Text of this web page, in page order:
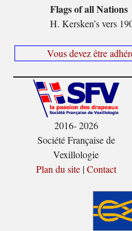
Flags of all Nations
H. Kersken’s vers
Vous devez être
2016- 2026
Société Française de
Vexillologie
Plan du site|Contact